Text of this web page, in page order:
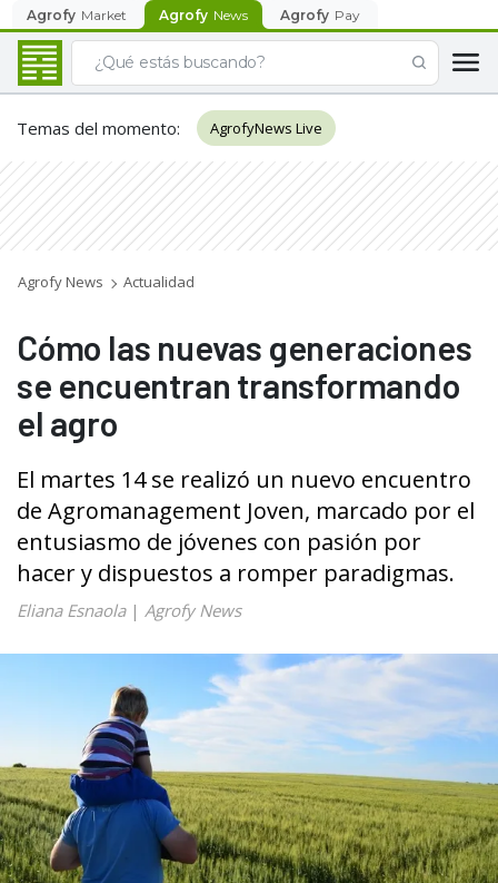
Agrofy Market Agrofy News Agrofy Pay
Temas del momento: AgrofyNews Live
Agrofy News Actualidad
Cómo las nuevas generaciones
se encuentran transformando
el agro
El martes 14 se realizó un nuevo encuentro
de Agromanagement Joven, marcado por el
entusiasmo de jóvenes con pasión por
hacer y dispuestos a romper paradigmas.
Eliana Esnaola| Agrofy News